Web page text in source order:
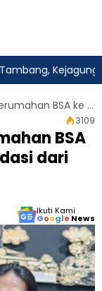
Kejagung Harus
Pelapor Tukar Guling Perumahan BSA ke Polda Jatim: Ada Intimidasi dari Mami Muda
3109
BSA
dari
Ikuti Kami
Google News